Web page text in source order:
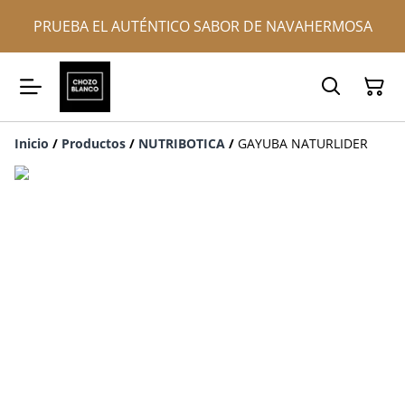
PRUEBA EL AUTÉNTICO SABOR DE NAVAHERMOSA
Inicio / Productos / NUTRIBOTICA / GAYUBA NATURLIDER